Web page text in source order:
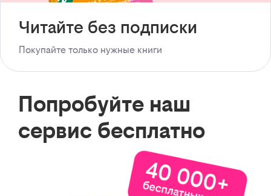
Читайте без подписки
Покупайте только нужные книги
Попробуйте наш
сервис бесплатно